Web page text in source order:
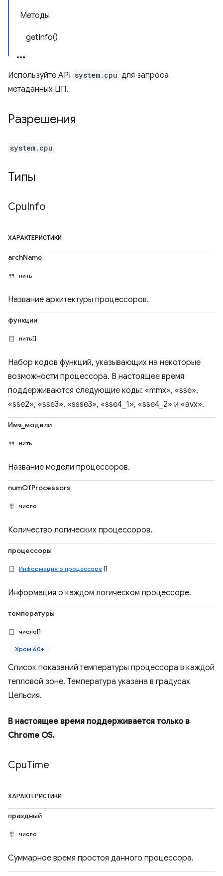
Методы
getInfo()
Используйте API system.cpu для запроса
метаданных ЦП.
Разрешения
system.cpu
Типы
CpuInfo
ХАРАКТЕРИСТИКИ
archName
нить
Название архитектуры процессоров.
функции
нить[]
Набор кодов функций, указывающих на некоторые
возможности процессора. В настоящее время
поддерживаются следующие коды: «mmx», «sse»,
«sse2», «sse3», «ssse3», «sse4_1», «sse4_2» и «avx».
Имя_модели
нить
Название модели процессоров.
numOfProcessors
число
Количество логических процессоров.
процессоры
Информация о процессоре []
Информация о каждом логическом процессоре.
температуры
число[]
Хром 60+
Список показаний температуры процессора в каждой
тепловой зоне. Температура указана в градусах
Цельсия.
В настоящее время поддерживается только в
Chrome OS.
CpuTime
ХАРАКТЕРИСТИКИ
праздный
число
Суммарное время простоя данного процессора.